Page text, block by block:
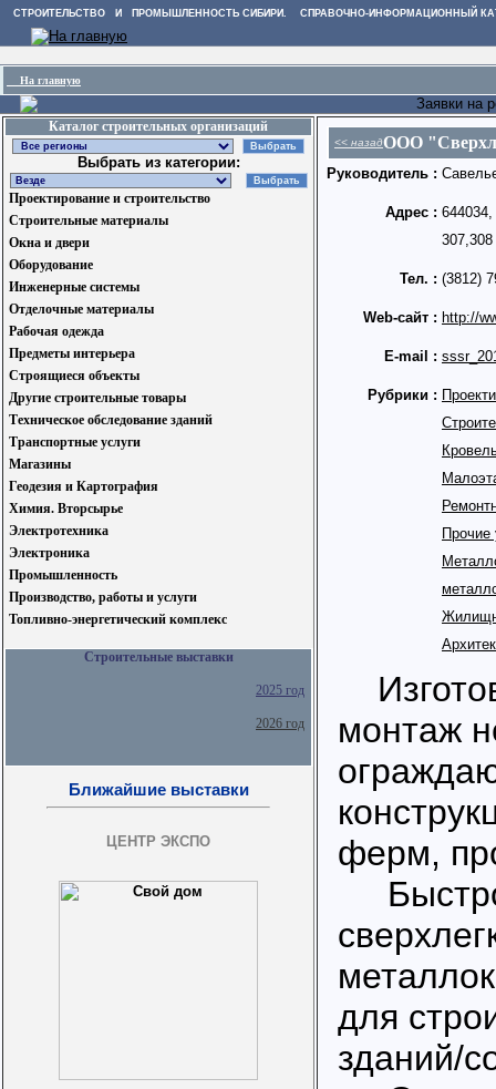
СТРОИТЕЛЬСТВО И ПРОМЫШЛЕННОСТЬ СИБИРИ. СПРАВОЧНО-ИНФОРМАЦИОННЫЙ
На главную
Заявки на
Каталог строительных организаций
Выбрать из категории:
Проектирование и строительство
Строительные материалы
Окна и двери
Оборудование
Инженерные системы
Отделочные материалы
Рабочая одежда
Предметы интерьера
Строящиеся объекты
Другие строительные товары
Техническое обследование зданий
Транспортные услуги
Магазины
Геодезия и Картография
Химия. Вторсырье
Электротехника
Электроника
Промышленность
Производство, работы и услуги
Топливно-энергетический комплекс
Строительные выставки
2025 год
2026 год
Ближайшие выставки
ЦЕНТР ЭКСПО
<< назадООО
Руководитель :
Адрес :
307,308
Тел. : (3812)
Web-сайт : http://
E-mail :
Рубрики :
Прочие
монтаж
ферм,
для
зданий/